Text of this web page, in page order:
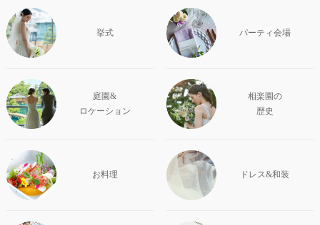
挙式 パーティ会場
庭園&
ロケーション
相楽園の
歴史
お料理 ドレス&和装